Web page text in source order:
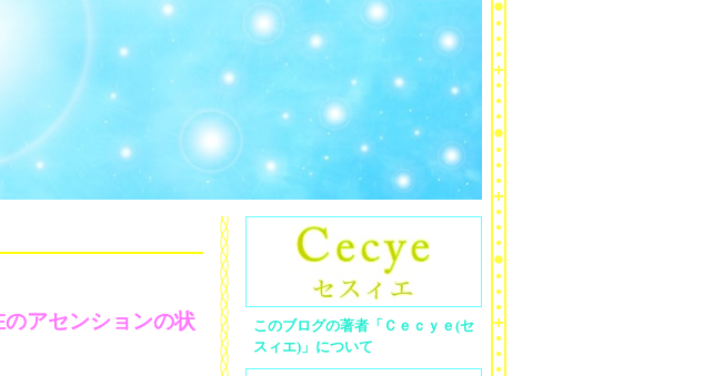
アセンションの状
このブログの著者「Ｃｅｃｙｅ(セ
スィエ)」について